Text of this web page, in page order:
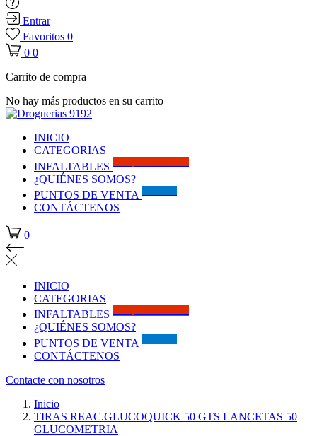
Entrar
Favoritos 0
0 0
Carrito de compra
No hay más productos en su carrito
INICIO
CATEGORIAS
INFALTABLES
¿QUIÉNES SOMOS?
PUNTOS DE VENTA
CONTÁCTENOS
0
INICIO
CATEGORIAS
INFALTABLES
¿QUIÉNES SOMOS?
PUNTOS DE VENTA
CONTÁCTENOS
Contacte con nosotros
Inicio
TIRAS REAC.GLUCOQUICK 50 GTS LANCETAS 50
GLUCOMETRIA